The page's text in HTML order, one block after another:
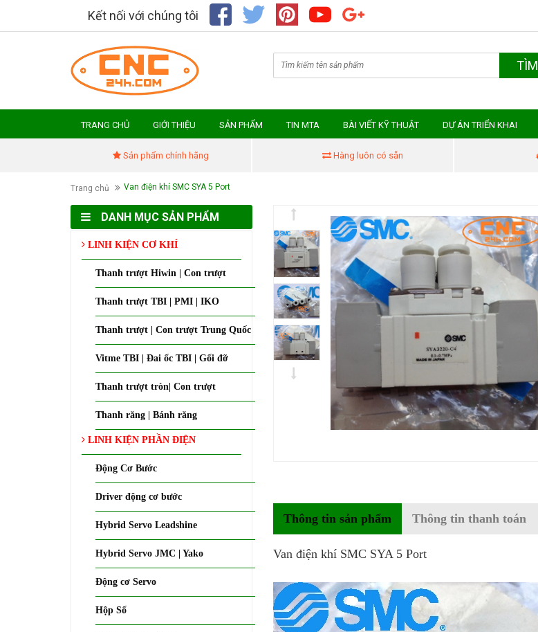
Kết nối với chúng tôi
TÌM
TRANG CHỦ GIỚI THIỆU SẢN PHẨM TIN MTA BÀI VIẾT KỸ THUẬT DỰ ÁN TRIỂN KHAI
Sản phẩm chính hãng Hàng luôn có sẵn
Trang chủ Van điện khí SMC SYA 5 Port
DANH MỤC SẢN PHẨM
LINH KIỆN CƠ KHÍ
Thanh trượt Hiwin | Con trượt
Thanh trượt TBI | PMI | IKO
Thanh trượt | Con trượt Trung Quốc
Vitme TBI | Đai ốc TBI | Gối đỡ
Thanh trượt tròn| Con trượt
Thanh răng | Bánh răng
LINH KIỆN PHẦN ĐIỆN
Động Cơ Bước
Driver động cơ bước
Hybrid Servo Leadshine
Hybrid Servo JMC | Yako
Động cơ Servo
Hộp Số
Thông tin sản phẩm Thông tin thanh toán
Van điện khí SMC SYA 5 Port